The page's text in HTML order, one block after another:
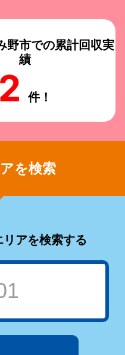
野市での累計回収実
績
2 件！
を検索
アを検索する